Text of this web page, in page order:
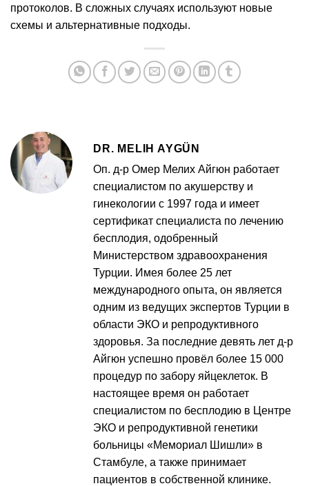
протоколов. В сложных случаях используют новые
схемы и альтернативные подходы.
DR. MELIH AYGÜN
Оп. д-р Омер Мелих Айгюн работает
специалистом по акушерству и
гинекологии с 1997 года и имеет
сертификат специалиста по лечению
бесплодия, одобренный
Министерством здравоохранения
Турции. Имея более 25 лет
международного опыта, он является
одним из ведущих экспертов Турции в
области ЭКО и репродуктивного
здоровья. За последние девять лет д-р
Айгюн успешно провёл более 15 000
процедур по забору яйцеклеток. В
настоящее время он работает
специалистом по бесплодию в Центре
ЭКО и репродуктивной генетики
больницы «Мемориал Шишли» в
Стамбуле, а также принимает
пациентов в собственной клинике.